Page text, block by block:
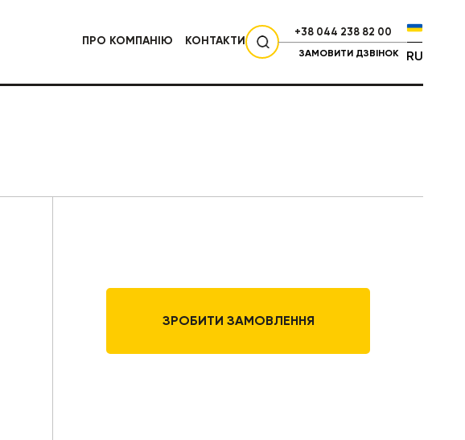
ПРО КОМПАНІЮ КОНТАКТИ
+38 044 238 82 00
ЗАМОВИТИ ДЗВІНОК RU
ЗРОБИТИ ЗАМОВЛЕННЯ